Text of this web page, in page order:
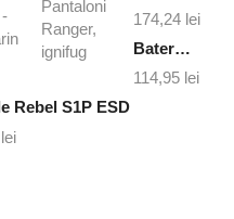
174,24 lei
Baterie externa magsafe 10000 mAh
114,95 lei
Rebel S1P ESD
lei